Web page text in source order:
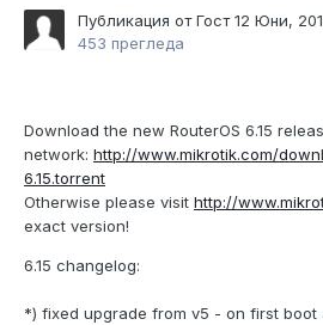
Публикация от Гост12 Юни,
453 прегледа
Download the new RouterOS 6.15
network: http://www.mikrotik.com/
6.15.torrent
Otherwise please visit http://
exact version!
6.15 changelog:
*) fixed upgrade from v5 - on first boot